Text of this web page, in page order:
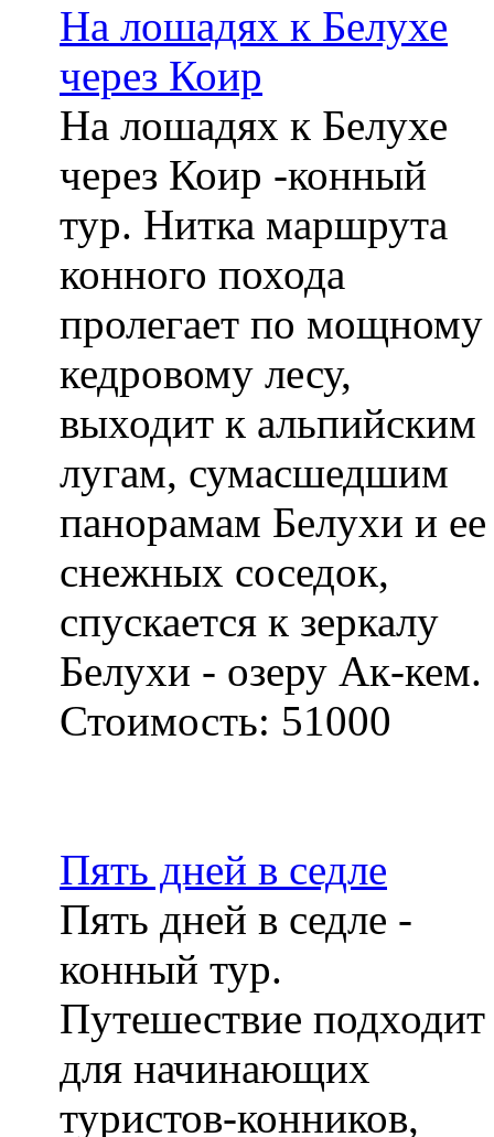
На лошадях к Белухе
через Коир
На лошадях к Белухе
через Коир -конный
тур. Нитка маршрута
конного похода
пролегает по мощному
кедровому лесу,
выходит к альпийским
лугам, сумасшедшим
панорамам Белухи и ее
снежных соседок,
спускается к зеркалу
Белухи - озеру Ак-кем.
Стоимость: 51000
Пять дней в седле
Пять дней в седле -
конный тур.
Путешествие подходит
для начинающих
туристов-конников,